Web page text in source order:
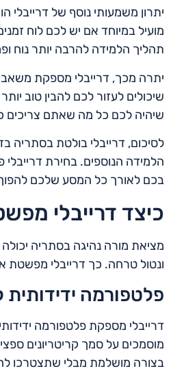
יתרון משמעותי נוסף של
מועיל במיוחד אם יש לכם לוח
תהליך הלמידה להרבה יותר נוח
יתרה מכך, דרייבלי מספקת
שיכולים לעזור לכם להבין טוב
שיהיה לכם כל מה שאתם צריכים
לסיכום, דרייבלי בולטת
הלמידה הנוספים. בחירת
בכם לאורך כל המסע שלכם להפוך
כיצד דרייבלי
מציאת מורה נהיגה בסתריה
ונטול טרחה. כך דרייבלי מפשטת
פלטפורמה
דרייבלי מספקת פלטפורמה
מוסמכים על סמך קריטריונים
בצורה מושלמת מבלי שתצטרכו